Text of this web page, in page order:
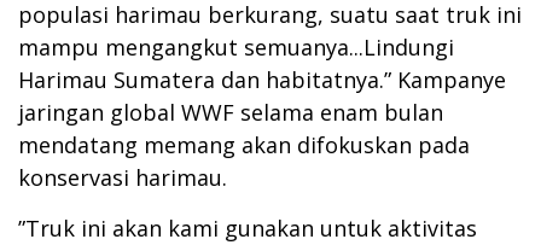
populasi harimau berkurang, suatu saat truk ini
mampu mengangkut semuanya...Lindungi
Harimau Sumatera dan habitatnya.” Kampanye
jaringan global WWF selama enam bulan
mendatang memang akan difokuskan pada
konservasi harimau.
”Truk ini akan kami gunakan untuk aktivitas